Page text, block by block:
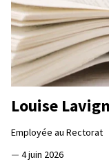
Louise
Employée au Rectorat
— 4 juin 2026